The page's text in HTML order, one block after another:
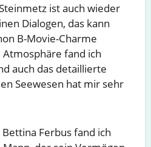
ist auch wieder
Dialogen, das kann
B-Movie-Charme
fand ich
auch das detaillierte
Seewesen hat mir sehr
Ferbus fand ich